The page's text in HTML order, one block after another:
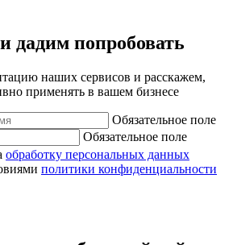
дадим попробовать
наших сервисов и расскажем,
применять в вашем бизнесе
Обязательное поле
Обязательное поле
обработку персональных данных
политики конфиденциальности